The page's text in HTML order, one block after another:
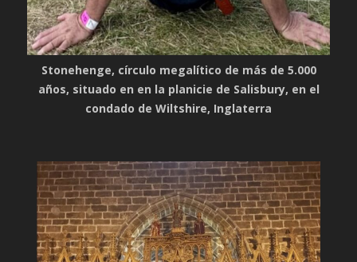
Stonehenge, círculo megalítico de más de 5.000
años, situado en en la planicie de Salisbury, en el
condado de Wiltshire, Inglaterra